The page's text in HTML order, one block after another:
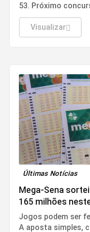
53. Próximo
Visualizar
Últimas Notícias
Mega-Sena
165 milhões
Jogos podem ser
A aposta simples,